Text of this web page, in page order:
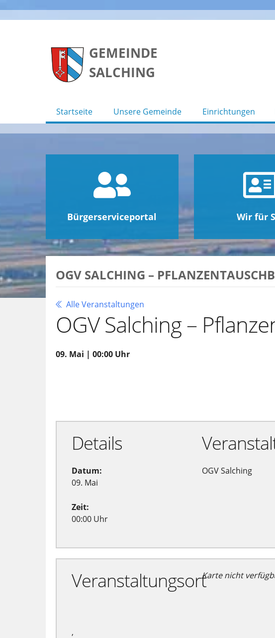
GEMEINDE
SALCHING
Startseite Unsere Gemeinde Einrichtungen
Bürgerserviceportal Wir für
OGV SALCHING –
Alle Veranstaltungen
OGV Salching –
09. Mai | 00:00 Uhr
Details
Datum:
09. Mai
Zeit:
00:00 Uhr
OGV Salching
Veranstaltungsort
,
Karte nicht